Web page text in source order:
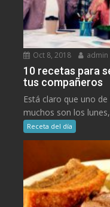
Oct 8, 2018 admin
10 recetas para
tus compañeros
Está claro que uno
muchos son los
Receta del día